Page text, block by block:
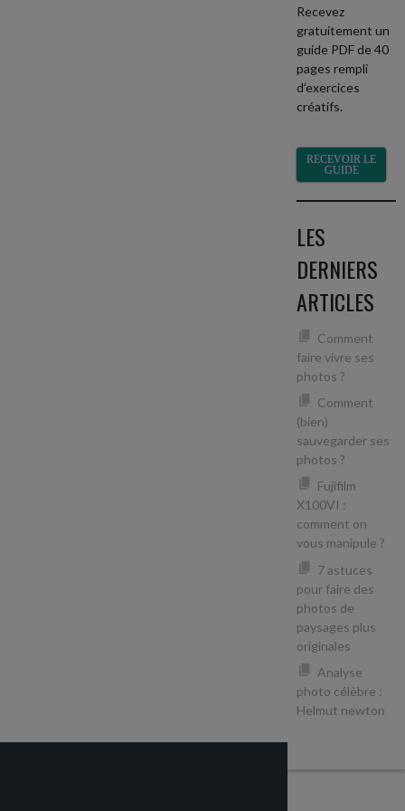
Recevez
gratuitement un
guide PDF de 40
pages rempli
d’exercices
créatifs.
RECEVOIR LE
GUIDE
LES
DERNIERS
ARTICLES
Comment
faire vivre ses
photos ?
Comment
(bien)
sauvegarder ses
photos ?
Fujifilm
X100VI :
comment on
vous manipule ?
7 astuces
pour faire des
photos de
paysages plus
originales
Analyse
photo célèbre :
Helmut newton